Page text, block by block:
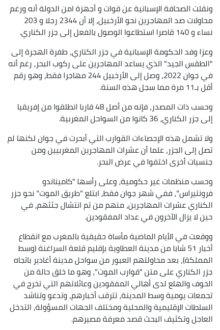
ونقلت الصحافة الإسبانية عن قوات و أجهزة امن الدولة أنه ورغم
محاولات صد المهاجرين نحو الأرخبيل، إلا أن 2344 رجلا و 203
نساء و 140 قاصرا استطاعوا الوصول بالفعل إلى جزر الكناري.
وعزا وفد الحكومة الإسبانية في جزر الكناري، طفرة الهجرة إلى
"الطقس الجيد" الذي يساعد المهاجرين على ركوب البحر، رغم أنه
في جوان 2022، وصل إلى الأرخبيل 244 مهاجرا فقط، وهو رقم
أقل بـ11 مرة مما سجل هذه السنة.
وحسب ذات المصدر، فإنه من أصل 48 قاربا انطلقوا من إفريقيا
إلى جزر الكناري، 36 كانوا من السواحل المغربية.
ولا تشمل هذه الإحصاءات القوارب التي أبحرت في جوان لكنها لم
تصل إلى الجزر، علما أن عشرات المهاجرين المغربيين ومن
جنسيات أخرى اختفوا في عرض البحر.
وحسب منظمات غير حكومية، وعلى رأسها "كاميناندو
فرونتيراس"، ففي شهر جوان فقط، ابتلع "طريق الموت" نحو جزر
الكناري عشرات المهاجرين، منهم من تم انتشال جثثهم، في
حين لا يزال الآخرون في عداد المفقودين.
ووقعت في الأيام الماضية مأساة حقيقية بالمغرب مع انقطاع
أخبار 51 شابا من مدينة العطاوية بإقليم قلعة السراغنة (وسط
المملكة)، بعد محاولتهم العبور من سواحل مدينة أغادير باتجاه
جزر الكناري على متن "قوارب الموت"، وهو ما خلق حالة من
الخوف والهلع لدى أهالي المفقودين وعائلاتهم التي تخرج في
تجمعات يومية وسط المدينة، تترقب أخبارهم، وتدعو وتناشد
السلطات الإقليمية والمحلية ومختلف الجهات المسؤولة، التدخل
العاجل وتكثيف البحث قصد معرفة مصيرهم.